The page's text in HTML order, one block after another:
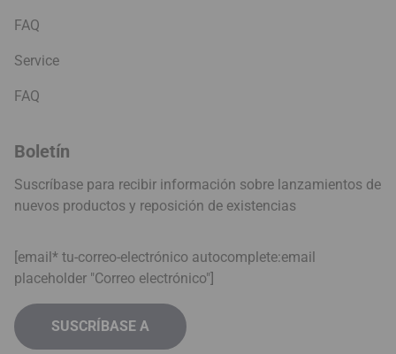
FAQ
Service
FAQ
Boletín
Suscríbase para recibir información sobre lanzamientos de
nuevos productos y reposición de existencias
[email* tu-correo-electrónico autocomplete:email
placeholder "Correo electrónico"]